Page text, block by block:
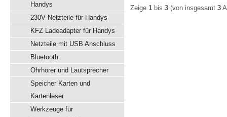
Handys
230V Netzteile für Handys
KFZ Ladeadapter für Handys
Netzteile mit USB Anschluss
Bluetooth
Ohrhörer und Lautsprecher
Speicher Karten und
Kartenleser
Werkzeuge für
Zeige 1 bis 3 (von insgesamt 3